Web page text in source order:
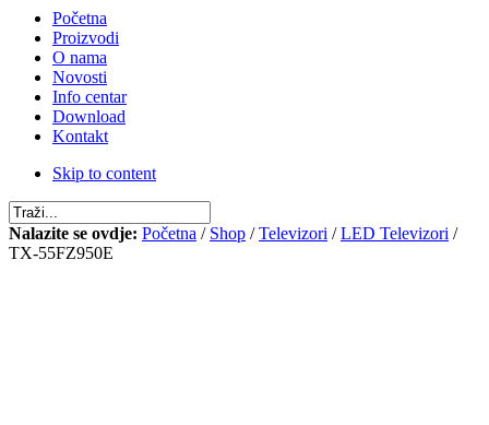
Početna
Proizvodi
O nama
Novosti
Info centar
Download
Kontakt
Skip to content
Nalazite se ovdje: Početna / Shop /Televizori /LED Televizori /
TX-55FZ950E